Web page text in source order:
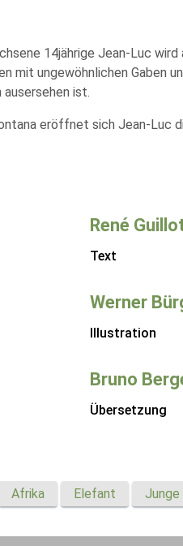
14jährige Jean-Luc
mit ungewöhnlichen Gaben
ist.
eröffnet sich Jean-Luc
René
Text
Werner
Illustration
Bruno
Übersetzung
Afrika Elefant Junge